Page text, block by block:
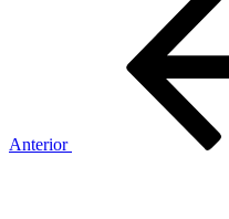
Anterior